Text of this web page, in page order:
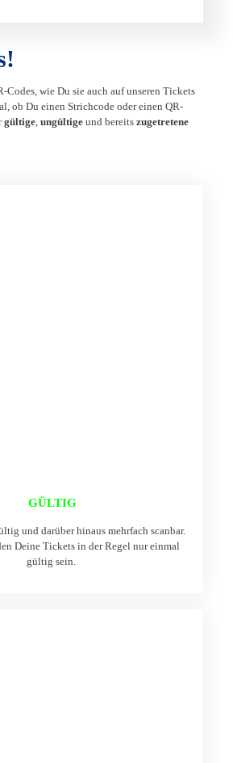
Codes, wie Du sie auch auf unseren Tickets
ob Du einen Strichcode oder einen QR-
gültige, ungültigeund bereits zugetretene
GÜLTIG
und darüber hinaus mehrfach scanbar.
Deine Tickets in der Regel nur einmal
gültig sein.